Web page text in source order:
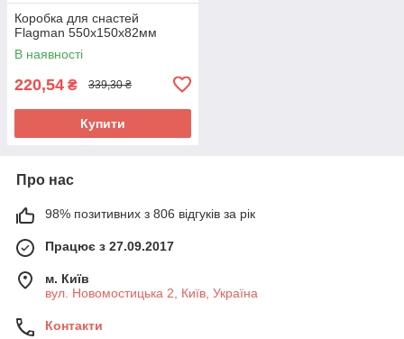
Коробка для снастей
Flagman 550x150x82мм
В наявності
220,54 ₴ 339,30 ₴
Купити
Про нас
98% позитивних з 806 відгуків за рік
Працює з 27.09.2017
м. Київ
вул. Новомостицька 2, Київ, Україна
Контакти